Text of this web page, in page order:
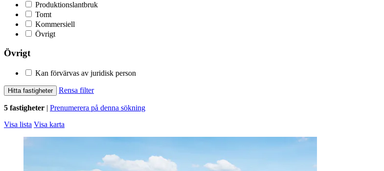
Produktionslantbruk
Tomt
Kommersiell
Övrigt
Övrigt
Kan förvärvas av juridisk person
Hitta fastigheter Rensa filter
5 fastigheter | Prenumerera på denna sökning
Visa lista Visa karta